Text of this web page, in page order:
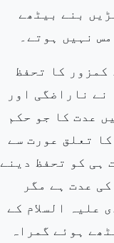
بنے بیٹھے
نہیں ہوتے۔
کمزور کا تحفظ
نے ناراضگی اور
عدت کا جو حکم
تعلق عورت سے
ہی کو تحفظ دینے
عدت ہے مگر
علیہ السلام کے
ہوئے گمراہ